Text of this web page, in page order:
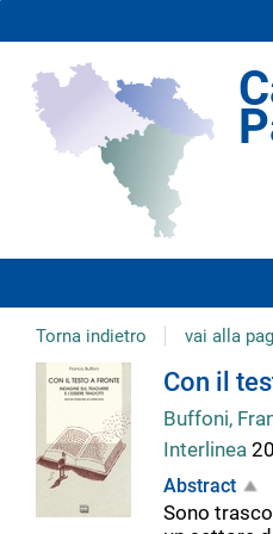
Torna indietro vai alla
Dettaglio
del
documento
Con il
Buffoni,
Interlinea
Abstract
Sono